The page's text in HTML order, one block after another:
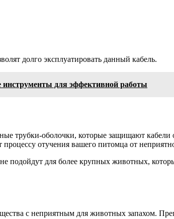
долго эксплуатировать данный кабель.
для эффективной работы
трубки-оболочки, которые защищают
отучения вашего питомца от
подойдут для более крупных животных,
с неприятным для животных запахом.